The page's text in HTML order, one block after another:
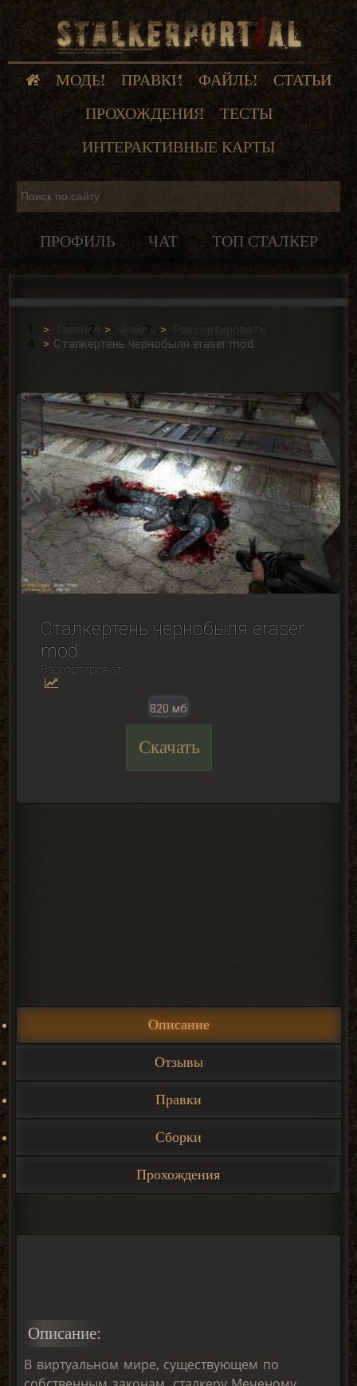
МОДЫ ПРАВКИ ФАЙЛЫ
СТАТЬИ
ПРОХОЖДЕНИЯ
ТЕСТЫ
ИНТЕРАКТИВНЫЕ КАРТЫ
ПРОФИЛЬ ЧАТ ТОП СТАЛКЕР
Главная Файлы
Рассортировать
Сталкертень чернобыля eraser mod
Сталкертень чернобыля eraser
mod
Рассортировать
820 мб
Скачать
Описание
Отзывы
Правки
Сборки
Прохождения
Описание:
В виртуальном мире, существующем по